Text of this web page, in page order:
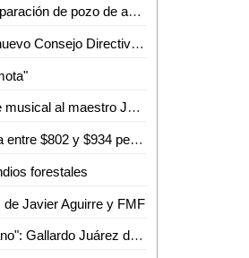
Gobierno de Soledad inicia reparación de pozo de agua de Interapas "Praderas del Maurel"
Ricardo Gallardo respalda a nuevo Consejo Directivo de la Asociación de Abogados de SLP
Grupo Axtla rendirá homenaje musical al maestro José Luis Soto Fraga
Canasta básica en SLP oscila entre $802 y $934 pesos
forestales
de Javier Aguirre y FMF
"Todos pueden levantar la mano": Gallardo Juárez deja viva aspiración al 2027